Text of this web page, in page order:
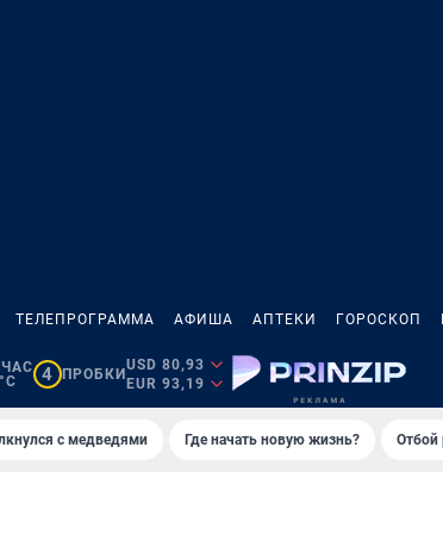
ТЕЛЕПРОГРАММА АФИША АПТЕКИ ГОРОСКОП
4 ПРОБКИ
USD 80,93
EUR 93,19
с медведями Где начать новую жизнь? Отбой